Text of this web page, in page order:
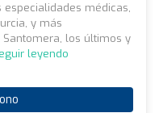
especialidades médicas,
y más
los últimos y
leyendo